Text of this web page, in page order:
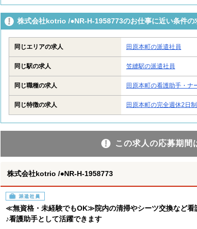
株式会社kotrio /●NR-H-1958773のお仕事に近い条件の
同じエリアの求人 田原本町の派遣社員
同じ駅の求人 笠縫駅の派遣社員
同じ職種の求人 田原本町の看護助手・ナ
同じ特徴の求人 田原本町の完全週休2日
この求人の応募期間
株式会社kotrio /●NR-H-1958773
派遣社員
≪無資格・未経験でもOK≫院内の清掃やシーツ交換など看
♪看護助手として活躍できます